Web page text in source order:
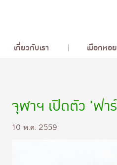
เกี่ยวกับเรา เมือกหอ
จุฬาฯ เปิดตัว 'ฟา
10 พ.ค. 2559